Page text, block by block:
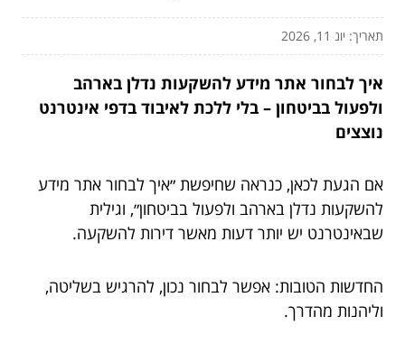
תאריך: יונ 11, 2026
איך לבחור אתר מידע להשקעות נדלן בארהב
ולפעול בביטחון – בלי ללכת לאיבוד בדפי אינטרנט
נוצצים
אם הגעת לכאן, כנראה שחיפשת ״איך לבחור אתר מידע
להשקעות נדלן בארהב ולפעול בביטחון״, וגילית
שבאינטרנט יש יותר דעות מאשר דירות להשקעה.
החדשות הטובות: אפשר לבחור נכון, להרגיש בשליטה,
וליהנות מהדרך.